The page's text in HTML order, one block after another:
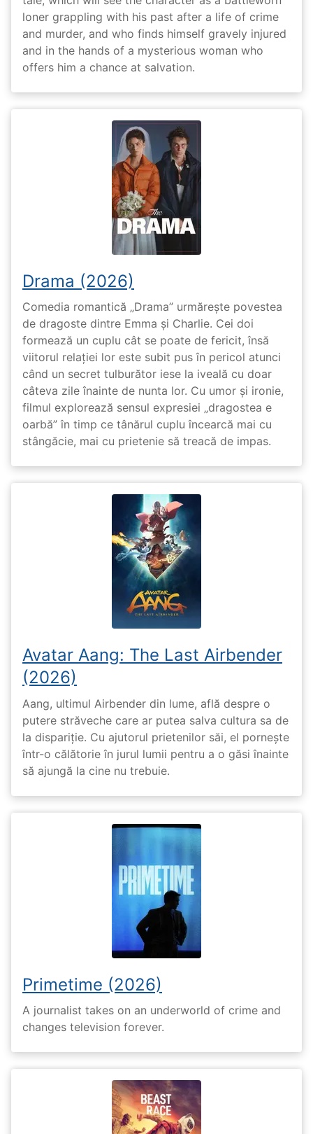
loner grappling with his past after a life of crime
and murder, and who finds himself gravely injured
and in the hands of a mysterious woman who
offers him a chance at salvation.
Drama (2026)
Comedia romantică „Drama” urmărește povestea
de dragoste dintre Emma și Charlie. Cei doi
formează un cuplu cât se poate de fericit, însă
viitorul relației lor este subit pus în pericol atunci
când un secret tulburător iese la iveală cu doar
câteva zile înainte de nunta lor. Cu umor și ironie,
filmul explorează sensul expresiei „dragostea e
oarbă” în timp ce tânărul cuplu încearcă mai cu
stângăcie, mai cu prietenie să treacă de impas.
Avatar Aang: The Last Airbender
(2026)
Aang, ultimul Airbender din lume, află despre o
putere străveche care ar putea salva cultura sa de
la dispariție. Cu ajutorul prietenilor săi, el pornește
într-o călătorie în jurul lumii pentru a o găsi înainte
să ajungă la cine nu trebuie.
Primetime (2026)
A journalist takes on an underworld of crime and
changes television forever.